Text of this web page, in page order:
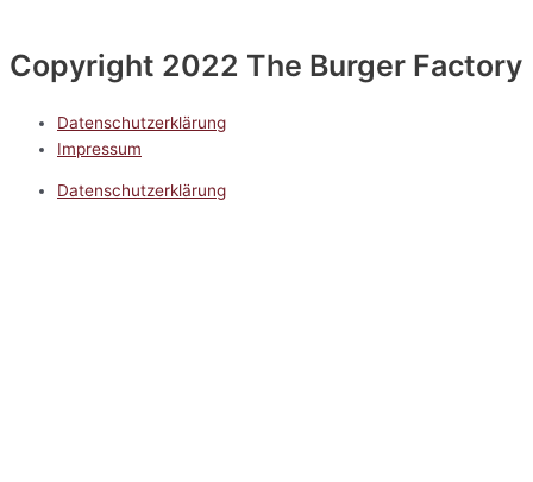
Copyright 2022 The Burger Factory
Datenschutzerklärung
Impressum
Datenschutzerklärung